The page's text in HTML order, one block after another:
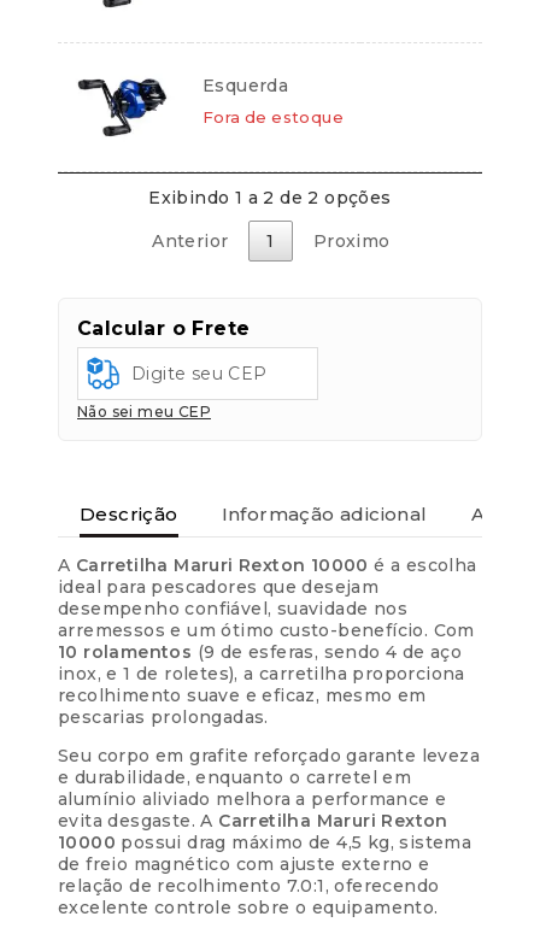
Cartões de débito:
Boleto bancário:
Ao finalizar sua compra você receberá os
detalhes para realizar o pagamento.
Parcelas:
1x deR$189,90
sem juros
R$189,90
2x deR$ 94,95
sem juros
R$189,90
3x deR$63,30
sem juros
4x deR$48,89
com juros
R$195,56
5x deR$39,31
com juros
R$196,55
Esquerda
Fora de estoque
Exibindo 1 a 2 de 2 opções
Anterior 1 Proximo
Calcular o Frete
Não sei meu CEP
Descrição Informação adicional
A Carretilha Maruri Rexton 10000 é a escolha
ideal para pescadores que desejam
desempenho confiável, suavidade nos
arremessos e um ótimo custo-benefício. Com
10 rolamentos (9 de esferas, sendo 4 de aço
inox, e 1 de roletes), a carretilha proporciona
recolhimento suave e eficaz, mesmo em
pescarias prolongadas.
Seu corpo em grafite reforçado garante leveza
e durabilidade, enquanto o carretel em
alumínio aliviado melhora a performance e
evita desgaste. A Carretilha Maruri Rexton
10000 possui drag máximo de 4,5 kg, sistema
de freio magnético com ajuste externo e
relação de recolhimento 7.0:1, oferecendo
excelente controle sobre o equipamento.